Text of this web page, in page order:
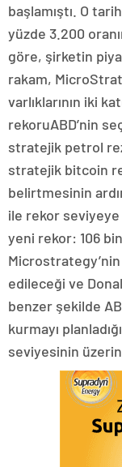
başlamıştı. O
yüzde 3.200
göre, şirketin
rakam,
varlıklarının iki
rekoruABD’nin
stratejik petrol
stratejik bitcoin
belirtmesinin
ile rekor seviyeye
yeni rekor: 106
edileceği ve
benzer şekilde
kurmayı
seviyesinin